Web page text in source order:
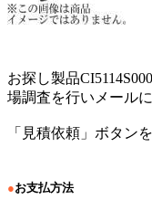
お探し製品
場調査を行いメール
「見積依頼」ボタン
●お支払方法